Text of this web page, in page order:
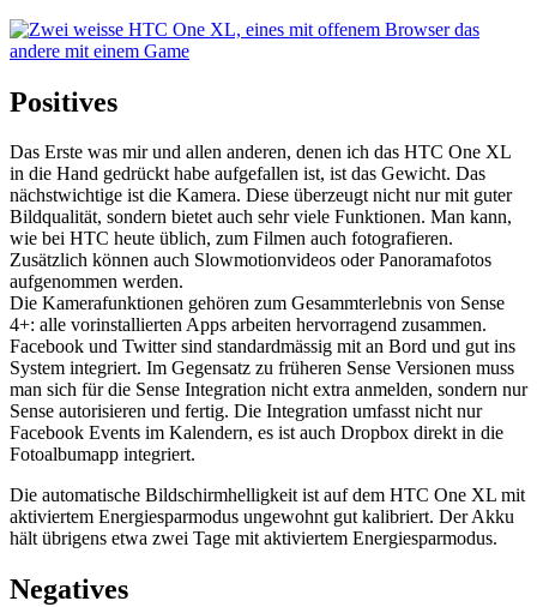
Positives
Das Erste was mir und allen anderen, denen ich das HTC One XL
in die Hand gedrückt habe aufgefallen ist, ist das Gewicht. Das
nächstwichtige ist die Kamera. Diese überzeugt nicht nur mit guter
Bildqualität, sondern bietet auch sehr viele Funktionen. Man kann,
wie bei HTC heute üblich, zum Filmen auch fotografieren.
Zusätzlich können auch Slowmotionvideos oder Panoramafotos
aufgenommen werden.
Die Kamerafunktionen gehören zum Gesammterlebnis von Sense
4+: alle vorinstallierten Apps arbeiten hervorragend zusammen.
Facebook und Twitter sind standardmässig mit an Bord und gut ins
System integriert. Im Gegensatz zu früheren Sense Versionen muss
man sich für die Sense Integration nicht extra anmelden, sondern nur
Sense autorisieren und fertig. Die Integration umfasst nicht nur
Facebook Events im Kalendern, es ist auch Dropbox direkt in die
Fotoalbumapp integriert.
Die automatische Bildschirmhelligkeit ist auf dem HTC One XL mit
aktiviertem Energiesparmodus ungewohnt gut kalibriert. Der Akku
hält übrigens etwa zwei Tage mit aktiviertem Energiesparmodus.
Negatives